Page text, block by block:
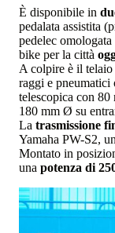
È disponibile in
pedalata assistita
pedelec
bike per la città
A colpire è il
raggi e pneumatici
telescopica con
180 mm Ø su
La trasmissione
Yamaha PW-S2,
Montato in
una potenza di